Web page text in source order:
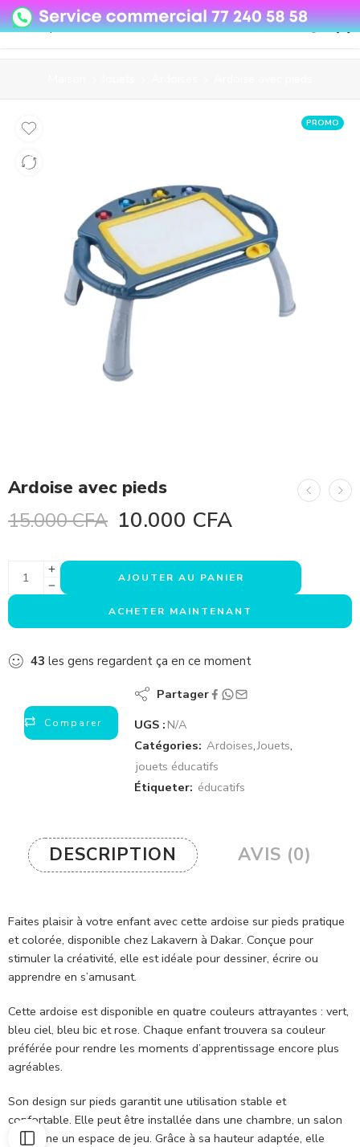
08o35epzeyex8vmjn04i2j4algz26o
PROMO
Ardoise avec pieds
15.000CFA 10.000 CFA
AJOUTER AU PANIER
ACHETER MAINTENANT
43 les gens regardent ça en ce moment
Comparer
Partager
UGS : N/A
Catégories: Ardoises,Jouets,
jouets éducatifs
Étiqueter: éducatifs
DESCRIPTION AVIS (0)
Faites plaisir à votre enfant avec cette ardoise sur pieds pratique
et colorée, disponible chez Lakavern à Dakar. Conçue pour
stimuler la créativité, elle est idéale pour dessiner, écrire ou
apprendre en s’amusant.
Cette ardoise est disponible en quatre couleurs attrayantes : vert,
bleu ciel, bleu bic et rose. Chaque enfant trouvera sa couleur
préférée pour rendre les moments d’apprentissage encore plus
agréables.
Son design sur pieds garantit une utilisation stable et
confortable. Elle peut être installée dans une chambre, un salon
ou même un espace de jeu. Grâce à sa hauteur adaptée, elle